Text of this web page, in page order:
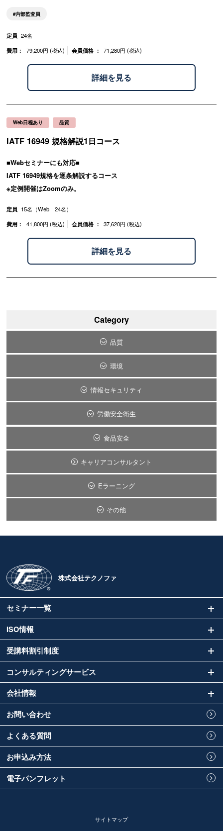
内部監査員
定員 24名
費用：
79,200円 (税込) 会員価格 ： 71,280円 (税込)
詳細を見る
Web日程あり 品質
IATF 16949 規格解説1日コース
■Webセミナーにも対応■
IATF 16949規格を逐条解説するコース
※定例開催はZoomのみ。
定員 15名（Web 24名）
費用：
41,800円 (税込) 会員価格 ： 37,620円 (税込)
詳細を見る
Category
品質
環境
情報セキュリティ
労働安全衛生
食品安全
キャリアコンサルタント
Eラーニング
その他
株式会社テクノファ
セミナー一覧
ISO情報
受講料割引制度
コンサルティングサービス
会社情報
お問い合わせ
よくある質問
お申込み方法
電子パンフレット
サイトマップ